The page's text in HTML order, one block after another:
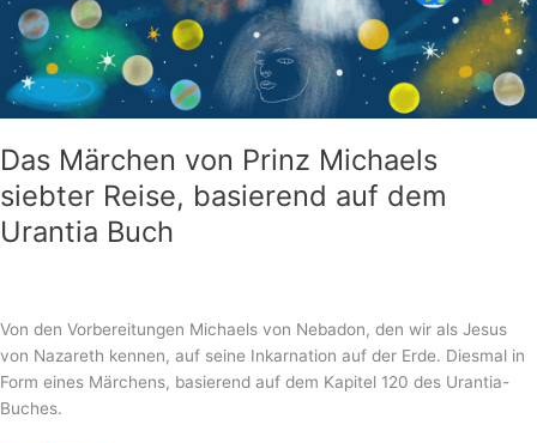
Das Märchen von Prinz Michaels
siebter Reise, basierend auf dem
Urantia Buch
Von den Vorbereitungen Michaels von Nebadon, den wir als Jesus
von Nazareth kennen, auf seine Inkarnation auf der Erde. Diesmal in
Form eines Märchens, basierend auf dem Kapitel 120 des Urantia-
Buches.